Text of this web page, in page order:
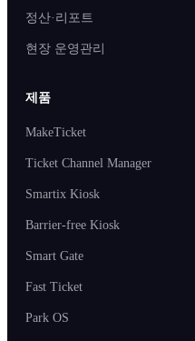
정산·리포트
현장 운영관리
제품
MakeTicket
Ticket Channel Manager
Smartix Kiosk
Barrier-free Kiosk
Smart Gate
Fast Ticket
Park OS